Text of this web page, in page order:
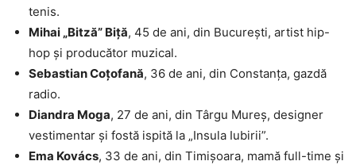
tenis.
Mihai „Bitză” Biță, 45 de ani, din București, artist hip-
hop și producător muzical.
Sebastian Coțofană, 36 de ani, din Constanța, gazdă
radio.
Diandra Moga, 27 de ani, din Târgu Mureș, designer
vestimentar și fostă ispită la „Insula Iubirii”.
Ema Kovács, 33 de ani, din Timișoara, mamă full-time și